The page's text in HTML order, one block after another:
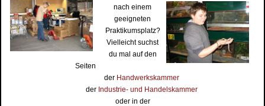
nach einem
geeigneten
Praktikumsplatz?
Vielleicht suchst
du mal auf den
Seiten
der Handwerkskammer
der Industrie- und Handelskammer
oder in der